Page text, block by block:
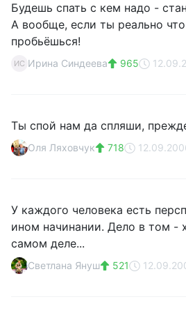
Будешь спать с кем надо -
А вообще, если ты реально
пробьёшься!
ИС Ирина Синдеева 965
Ты спой нам да спляши,
Оля Ляховчук 718
У каждого человека есть
ином начинании. Дело в том -
самом деле...
Светлана Януш 521